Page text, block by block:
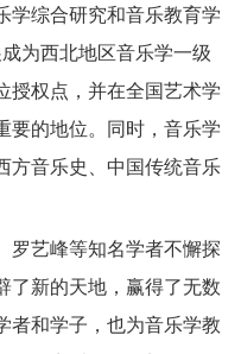
学综合研究和音乐教育学
为西北地区音乐学一级
授权点，并在全国艺术学
要的地位。同时，音乐学
方音乐史、中国传统音乐
罗艺峰等知名学者不懈探
了新的天地，赢得了无数
者和学子，也为音乐学教